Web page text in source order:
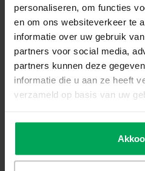
personaliseren, om functies
en om ons websiteverkeer te
informatie over uw gebruik
partners voor social media,
partners kunnen deze
informatie die u aan ze heeft
verzameld op basis van uw
65% de réduction de la
Facile à appliquer (Montage
Taille:*
Disponible